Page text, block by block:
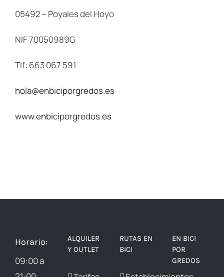
05492 – Poyales del Hoyo
NIF 70050989G
Tlf: 663 067 591
hola@enbiciporgredos.es
www.​enbiciporgredos.es
Horario:
09:00 a
ALQUILER
Y OUTLET
RUTAS EN
BICI
EN BICI
POR
GREDOS